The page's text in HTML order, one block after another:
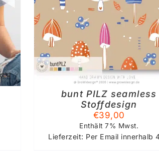
DIESES
PRODUKT
WEIST
MEHRERE
VARIANTEN
AUF.
DIE
OPTIONEN
KÖNNEN
/
bunt PILZ seamless
Stoffdesign
€39,00
Enthält 7% Mwst.
Lieferzeit: Per Email innerhalb
IN DEN WARENKORB
DETAILS